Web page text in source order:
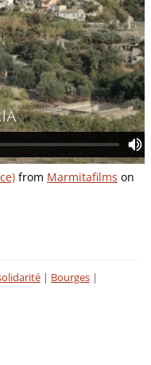
from Marmitafilms on
| Bourges |